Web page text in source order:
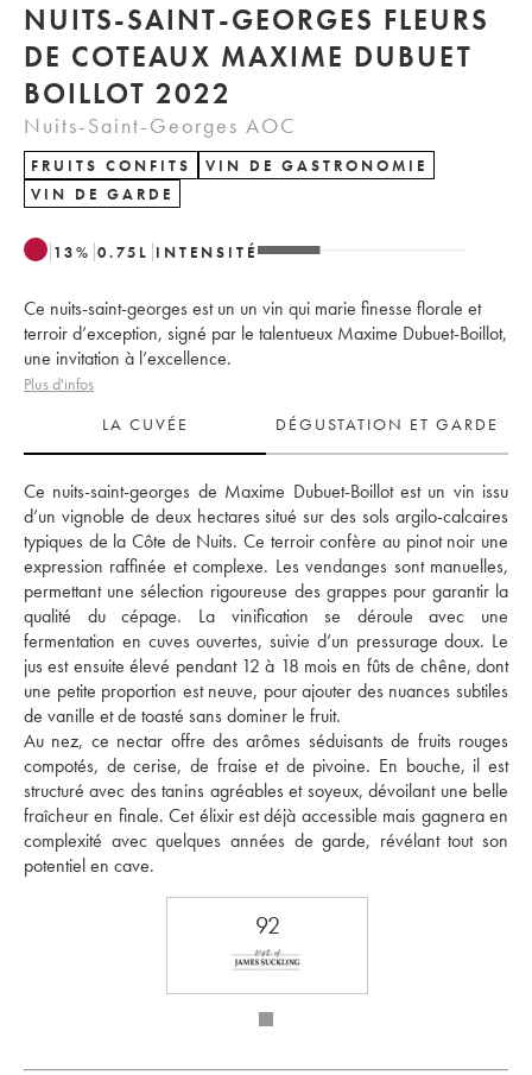
NUITS-SAINT-GEORGES FLEURS
DE COTEAUX MAXIME DUBUET
BOILLOT 2022
Nuits-Saint-Georges AOC
FRUITS CONFITS
VIN DE GASTRONOMIE
VIN DE GARDE
13% 0.75 L INTENSITÉ
Ce nuits-saint-georges est un un vin qui marie finesse florale et
terroir d’exception, signé par le talentueux Maxime Dubuet-Boillot,
une invitation à l’excellence.
Plus d'infos
LA CUVÉE
DÉGUSTATION ET GARDE
Ce nuits-saint-georges de Maxime Dubuet-Boillot est un vin issu
d’un vignoble de deux hectares situé sur des sols argilo-calcaires
typiques de la Côte de Nuits. Ce terroir confère au pinot noir une
expression raffinée et complexe. Les vendanges sont manuelles,
permettant une sélection rigoureuse des grappes pour garantir la
qualité du cépage. La vinification se déroule avec une
fermentation en cuves ouvertes, suivie d’un pressurage doux. Le
jus est ensuite élevé pendant 12 à 18 mois en fûts de chêne, dont
une petite proportion est neuve, pour ajouter des nuances subtiles
de vanille et de toasté sans dominer le fruit.
Au nez, ce nectar offre des arômes séduisants de fruits rouges
compotés, de cerise, de fraise et de pivoine. En bouche, il est
structuré avec des tanins agréables et soyeux, dévoilant une belle
fraîcheur en finale. Cet élixir est déjà accessible mais gagnera en
complexité avec quelques années de garde, révélant tout son
potentiel en cave.
92